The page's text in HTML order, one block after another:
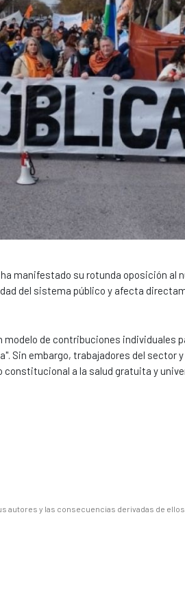
manifestado su rotunda oposición al
del sistema público y afecta
de contribuciones individuales
Sin embargo, trabajadores del sector
a la salud gratuita y
y las consecuencias derivadas de